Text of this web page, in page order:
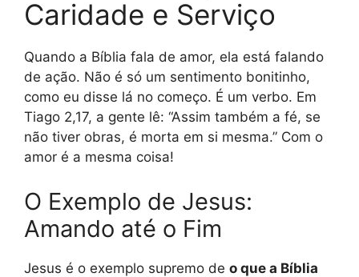
Caridade e Serviço
Quando a Bíblia fala de amor, ela está falando
de ação. Não é só um sentimento bonitinho,
como eu disse lá no começo. É um verbo. Em
Tiago 2,17, a gente lê: “Assim também a fé, se
não tiver obras, é morta em si mesma.” Com o
amor é a mesma coisa!
O Exemplo de Jesus:
Amando até o Fim
Jesus é o exemplo supremo de o que a Bíblia